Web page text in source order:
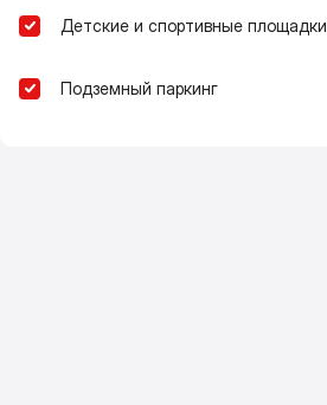
Детские и спортивные площадки
Подземный паркинг